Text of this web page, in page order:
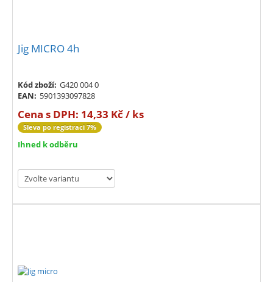
Jig MICRO 4h
Kód zboží: G420 004 0
EAN: 5901393097828
Cena s DPH: 14,33 Kč / ks
Sleva po registraci 7%
Ihned k odběru